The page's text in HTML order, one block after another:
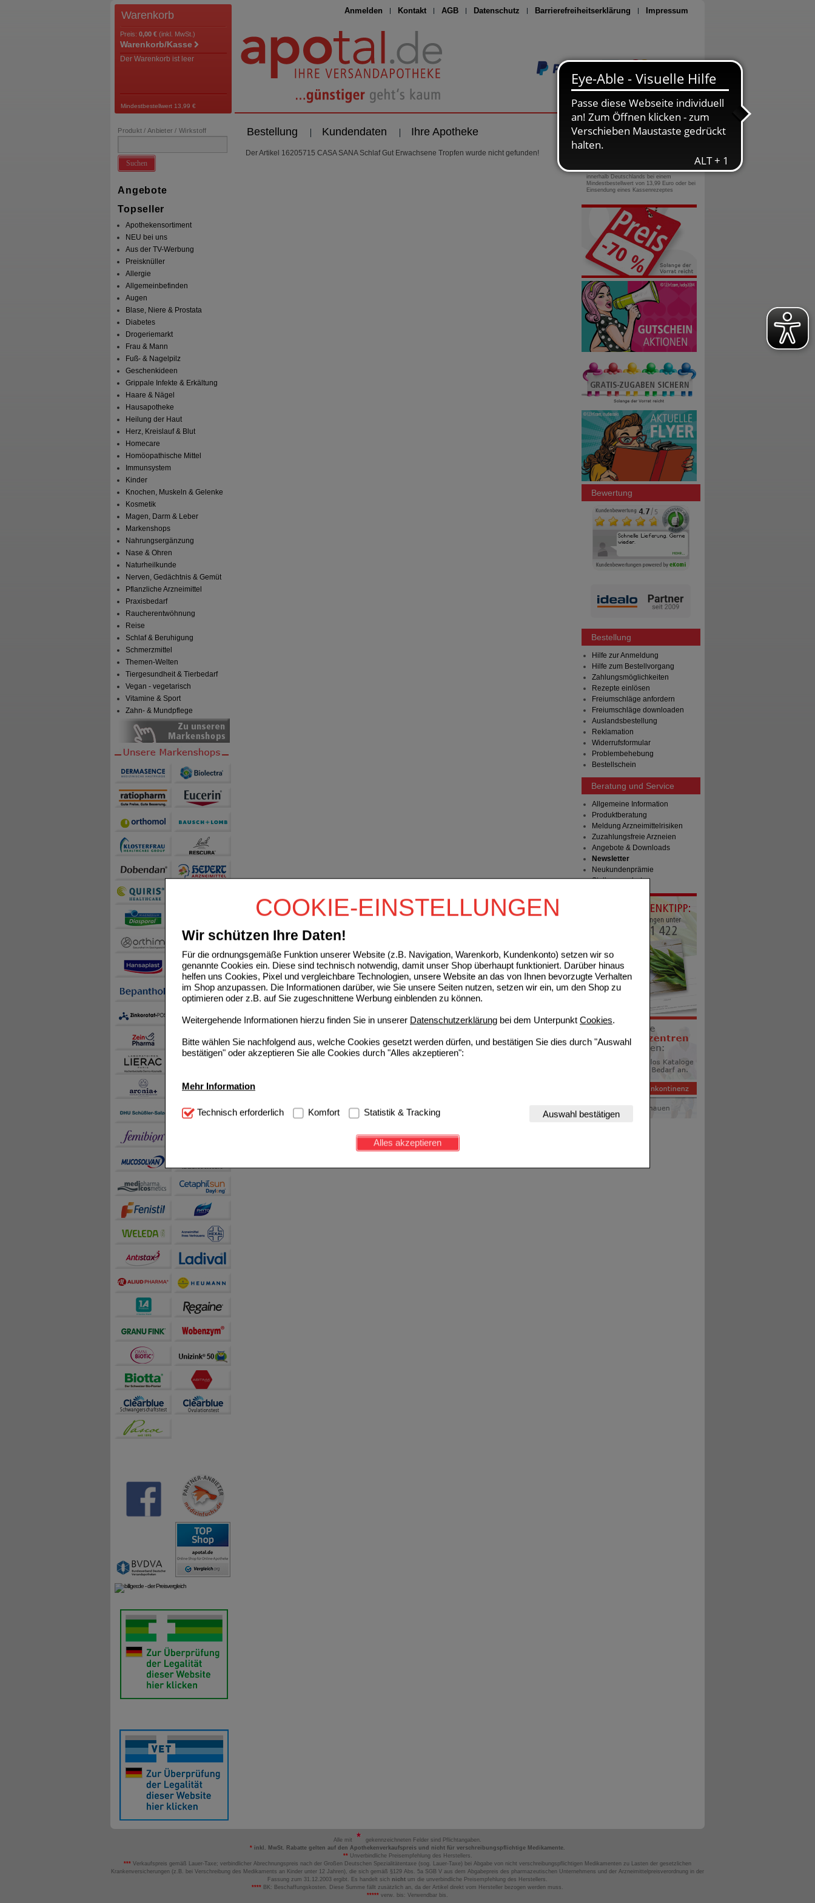
COOKIE-EINSTELLUNGEN
Wir schützen Ihre Daten!
Für die ordnungsgemäße Funktion unserer Website (z.B. Navigation, Warenkorb, Kundenkonto) setzen wir so
genannte Cookies ein. Diese sind technisch notwendig, damit unser Shop überhaupt funktioniert. Darüber hinaus
helfen uns Cookies, Pixel und vergleichbare Technologien, unsere Website an das von Ihnen bevorzugte Verhalten
im Shop anzupassen. Die Informationen darüber, wie Sie unsere Seiten nutzen, setzen wir ein, um den Shop zu
optimieren oder z.B. auf Sie zugeschnittene Werbung einblenden zu können.
Weitergehende Informationen hierzu finden Sie in unserer Datenschutzerklärung bei dem Unterpunkt Cookies.
Bitte wählen Sie nachfolgend aus, welche Cookies gesetzt werden dürfen, und bestätigen Sie dies durch "Auswahl
bestätigen" oder akzeptieren Sie alle Cookies durch "Alles akzeptieren":
Mehr Information
Technisch Notwendig: Hierbei handelt es sich um Cookies, die für die Grundfunktionen unserer Website
notwendig sind (z.B. Navigation, Warenkorb, Kundenkonto), weshalb auf diese nicht verzichtet werden kann.
Diese Cookies werden genutzt um das Einkaufserlebnis noch ansprechender zu gestalten,
beispielsweise für die Wiedererkennung des Besuchers oder unsere Seite an bevorzugte Verhaltensweisen (z.B.
Statistik & Tracking:
sammeln, mit deren Hilfe wir unsere Website weiter für Sie optimieren können, den Inhalt auf unserer Website aber
auch die Werbung auf Drittseiten möglichst relevant für Sie zu gestalten. Bitte beachten Sie, dass Daten hierfür
teilweise an Dritte wie z.B. Google oder soziale Medien übertragen werden.
Technisch erforderlich Komfort Statistik & Tracking Auswahl bestätigen
Alles akzeptieren
Anmelden Kontakt AGB Datenschutz Barrierefreiheitserklärung Impressum
Seite drucken
Warenkorb
Preis: 0,00 € (inkl. MwSt.)
Warenkorb/Kasse
Der Warenkorb ist leer
Mindestbestellwert 13,99 €
Bestellung Kundendaten Ihre Apotheke
Produkt / Anbieter / Wirkstoff
Suchen
Angebote
Topseller
Apothekensortiment
NEU bei uns
Aus der TV-Werbung
Preisknüller
Allergie
Allgemeinbefinden
Augen
Blase, Niere & Prostata
Diabetes
Drogeriemarkt
Frau & Mann
Fuß- & Nagelpilz
Geschenkideen
Grippale Infekte & Erkältung
Haare & Nägel
Hausapotheke
Heilung der Haut
Herz, Kreislauf & Blut
Homecare
Homöopathische Mittel
Immunsystem
Kinder
Knochen, Muskeln & Gelenke
Kosmetik
Magen, Darm & Leber
Markenshops
Nahrungsergänzung
Nase & Ohren
Naturheilkunde
Nerven, Gedächtnis & Gemüt
Pflanzliche Arzneimittel
Praxisbedarf
Raucherentwöhnung
Reise
Schlaf & Beruhigung
Schmerzmittel
Themen-Welten
Tiergesundheit & Tierbedarf
Vegan - vegetarisch
Vitamine & Sport
Zahn- & Mundpflege
Der Artikel 16205715 CASA SANA Schlaf Gut Erwachsene Tropfen wurde nicht gefunden!
0800-10 11 422
gebührenfreie Rufnummer
innerhalb Deutschlands bei einem
Mindestbestellwert von 13,99 Euro oder bei
Einsendung eines Kassenrezeptes
Bewertung
Bestellung
Hilfe zur Anmeldung
Hilfe zum Bestellvorgang
Zahlungsmöglichkeiten
Rezepte einlösen
Freiumschläge anfordern
Freiumschläge downloaden
Auslandsbestellung
Reklamation
Widerrufsformular
Problembehebung
Bestellschein
Beratung und Service
Allgemeine Information
Produktberatung
Meldung Arzneimittelrisiken
Zuzahlungsfreie Arzneien
Angebote & Downloads
Newsletter
Neukundenprämie
Stellenangebote
Alle mit
gekennzeichneten Felder sind Pflichtangaben.
* inkl. MwSt. Rabatte gelten auf den Apothekenverkaufspreis und nicht für verschreibungspflichtige Medikamente.
**Unverbindliche Preisempfehlung des Herstellers.
*** Verkaufspreis gemäß Lauer-Taxe; verbindlicher Abrechnungspreis nach der Großen Deutschen Spezialitätentaxe (sog. Lauer-Taxe) bei Abgabe von nicht verschreibungspflichtigen Medikamenten zu Lasten der gesetzlichen
Krankenversicherungen (z.B. bei Verschreibung des Medikaments an Kinder unter 12 Jahren), die sich gemäß §129 Abs. 5a SGB V aus dem Abgabepreis des pharmazeutischen Unternehmens und der Arzneimittelpreisverordnung in der
Fassung zum 31.12.2003 ergibt. Es handelt sich nicht um die unverbindliche Preisempfehlung des Herstellers.
**** BK: Beschaffungskosten. Diese Summe fällt zusätzlich an, da der Artikel direkt vom Hersteller bezogen werden muss.
***** verw. bis: Verwendbar bis.